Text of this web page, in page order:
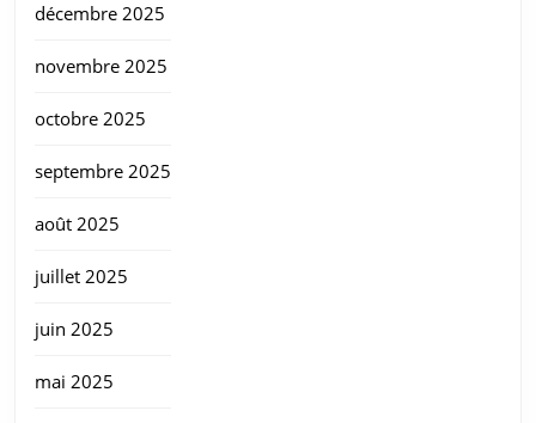
décembre 2025
novembre 2025
octobre 2025
septembre 2025
août 2025
juillet 2025
juin 2025
mai 2025